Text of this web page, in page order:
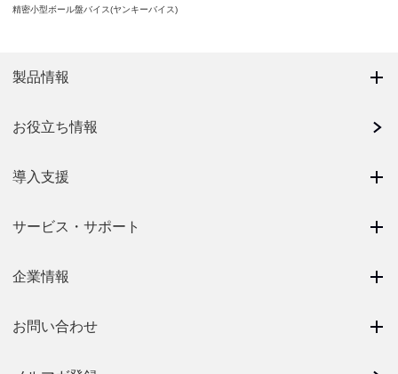
精密小型ボール盤バイス(ヤンキーバイス)
製品情報
お役立ち情報
導入支援
サービス・サポート
企業情報
お問い合わせ